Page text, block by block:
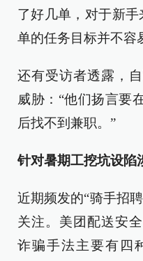
了好几单，对于新
单的任务目标并不容
还有受访者透露，
威胁：“他们扬言要
后找不到兼职。”
针对暑期工挖坑设陷
近期频发的“骑手招
关注。美团配送安
诈骗手法主要有四